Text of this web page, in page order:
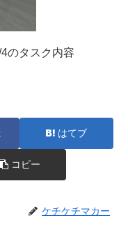
のタスク内容
はてブ
コピー
ケチケチマカー